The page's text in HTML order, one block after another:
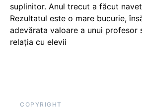
suplinitor. Anul trecut a făcut
Rezultatul este o mare bucurie,
adevărata valoare a unui profesor
relația cu elevii
COPYRIGHT